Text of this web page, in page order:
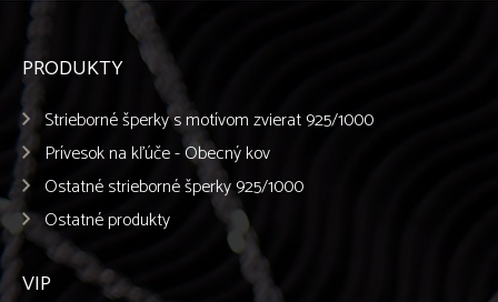
PRODUKTY
Strieborné šperky s motívom zvierat 925/1000
Prívesok na kľúče - Obecný kov
Ostatné strieborné šperky 925/1000
Ostatné produkty
VIP